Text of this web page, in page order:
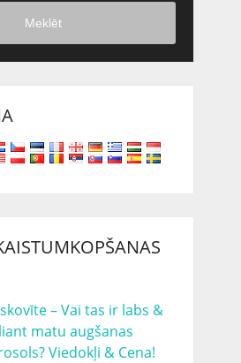
Meklēt
– Vai tas ir labs &
matu augšanas
Viedokļi & Cena!